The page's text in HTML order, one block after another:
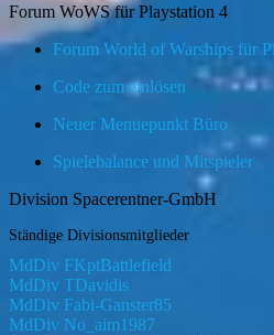
Forum WoWS für Playstation 4
Forum World of Warships für
Code zum einlösen
Neuer Menuepunkt Büro
Spielebalance und Mitspieler
Division Spacerentner-GmbH
Ständige Divisionsmitglieder
MdDiv FKptBattlefield
MdDiv TDavidis
MdDiv Fabi-Ganster85
MdDiv No_aim1987